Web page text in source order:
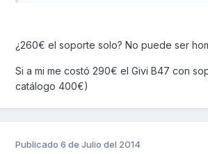
¿260€ el soporte solo? No puede ser
Si a mi me costó 290€ el Givi B47 con
catálogo 400€)
Publicado 6 de Julio del 2014